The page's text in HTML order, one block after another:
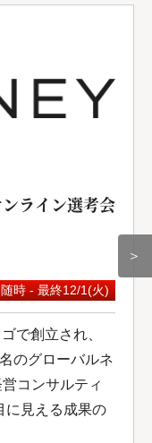
ライン選考会
時 - 最終12/1(火)
で創立され、
のグローバルネ
コンサルティ
に見える成果の
＞